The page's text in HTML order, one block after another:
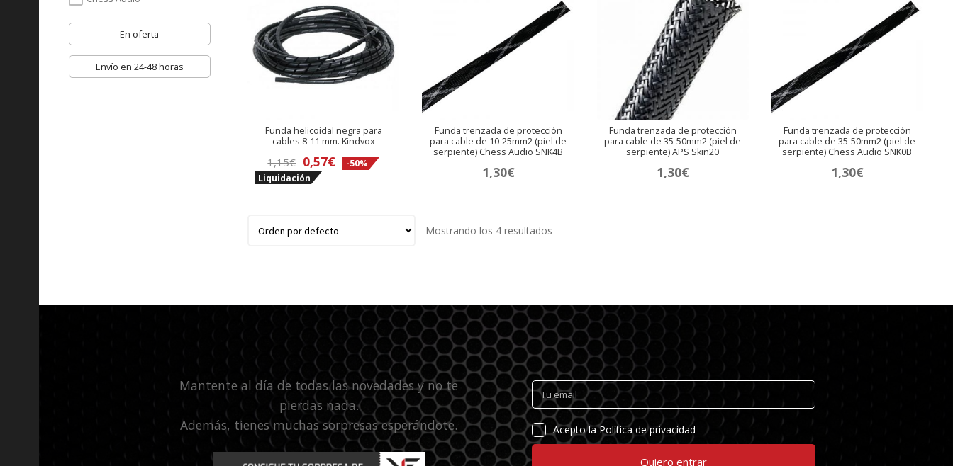
Funda helicoidal negra para
cables 8-11 mm. Kindvox
1,15€ El
precio
1,15€.
0,57€El
0,57€.
-50%
Liquidación
Funda trenzada de protección
para cable de 10-25mm2 (piel de
serpiente) Chess Audio SNK4B
1,30€
Funda trenzada de protección
para cable de 35-50mm2 (piel de
serpiente) APS Skin20
1,30€
Funda trenzada de protección
para cable de 35-50mm2 (piel de
serpiente) Chess Audio SNK0B
1,30€
Mostrando los 4 resultados
En oferta
Envío en 24-48 horas
Mantente al día de todas las novedades y no te
pierdas nada.
Además, tienes muchas sorpresas esperándote.